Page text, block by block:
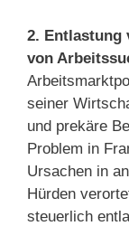
2. Entlastung
von
seiner
und prekäre
Problem in
Ursachen in
Hürden
steuerlich